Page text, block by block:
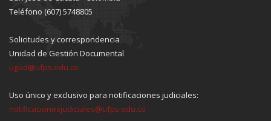
Teléfono (607) 5748805
Solicitudes y correspondencia
Unidad de Gestión Documental
ugad@ufps.edu.co
Uso único y exclusivo para notificaciones judiciales:
notificacionesjudiciales@ufps.edu.co